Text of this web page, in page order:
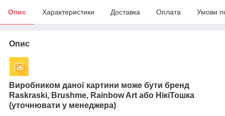
Опис Характеристики Доставка Оплата Умови
Опис
Виробником даної картини може бути бренд
Raskraski, Brushme, Rainbow Art або НікіТошка
(уточнювати у менеджера)